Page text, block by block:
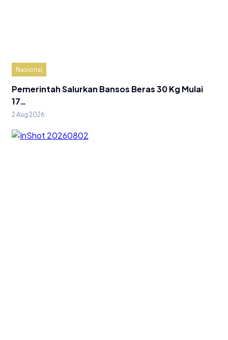
Nasional
Pemerintah Salurkan Bansos Beras 30 Kg Mulai
17…
2 Aug 2026